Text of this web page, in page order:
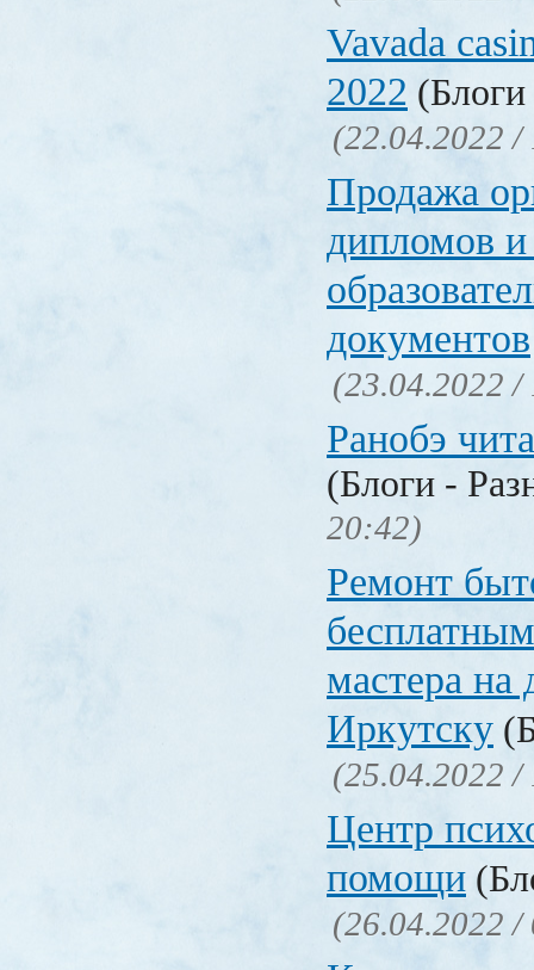
Vavada
2022
(22.04.2022 /
Продажа
дипломов и
документов
(23.04.2022 /
Ранобэ
(Блоги -
20:42)
Ремонт
мастера на
Иркутску
(25.04.2022 /
Центр
помощи
(26.04.2022 /